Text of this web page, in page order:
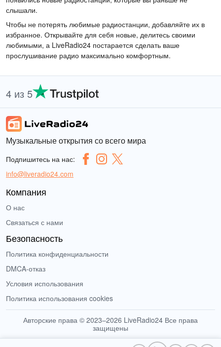
слышали.
Чтобы не потерять любимые радиостанции, добавляйте их в
избранное. Открывайте для себя новые, делитесь своими
любимыми, а LiveRadio24 постарается сделать ваше
прослушивание радио максимально комфортным.
4 из 5
Музыкальные открытия со всего мира
Подпишитесь на нас:
info@liveradio24.com
Компания
О нас
Связаться с нами
Безопасность
Политика конфиденциальности
DMCA-отказ
Условия использования
Политика использования cookies
Авторские права © 2023–2026 LiveRadio24 Все права
защищены